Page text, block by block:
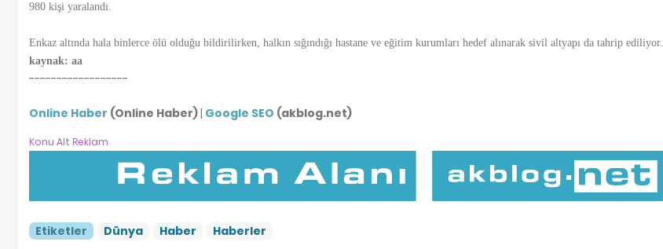
980 kişi yaralandı.
Enkaz altında hala binlerce ölü olduğu bildirilirken, halkın sığındığı hastane ve eğitim kurumları hedef alınarak sivil altyapı da tahrip ediliyor.
kaynak: aa
------------------
Online Haber (Online Haber)| Google SEO (akblog.net)
Konu Alt Reklam
Etiketler Dünya Haber Haberler